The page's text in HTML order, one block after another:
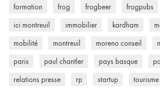
formation frog frogbeer frogpubs
ici montreuil immobilier kardham
mobilité montreuil moreno conseil
paris paul chantler pays basque
relations presse rp startup tourisme